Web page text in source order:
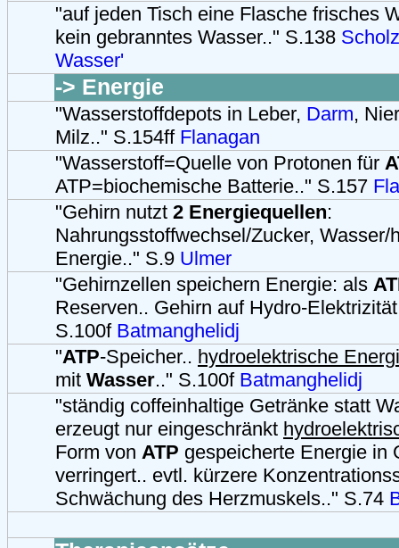
"auf jeden Tisch eine Flasche frisches
kein gebranntes Wasser.." S.138
Wasser'
-> Energie
"Wasserstoffdepots in Leber, Darm,
Milz.." S.154ff Flanagan
"Wasserstoff=Quelle von Protonen für
ATP=biochemische Batterie.." S.157
"Gehirn nutzt 2 Energiequellen:
Nahrungsstoffwechsel/Zucker, Wasser/
Energie.." S.9 Ulmer
"Gehirnzellen speichern Energie: als
Reserven.. Gehirn auf Hydro-
S.100f Batmanghelidj
"ATP-Speicher.. hydroelektrische
mit Wasser.." S.100f Batmanghelidj
"ständig coffeinhaltige Getränke statt
erzeugt nur eingeschränkt
Form von ATP gespeicherte Energie in
verringert.. evtl. kürzere
Schwächung des Herzmuskels.." S.74